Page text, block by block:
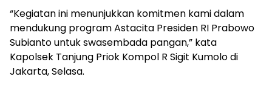
unsur
edukasi,
gaya
hidup,
hiburan,
“Kegiatan ini menunjukkan komitmen kami dalam
mendukung program Astacita Presiden RI Prabowo
Subianto untuk swasembada pangan,” kata
Kapolsek Tanjung Priok Kompol R Sigit Kumolo di
Jakarta, Selasa.